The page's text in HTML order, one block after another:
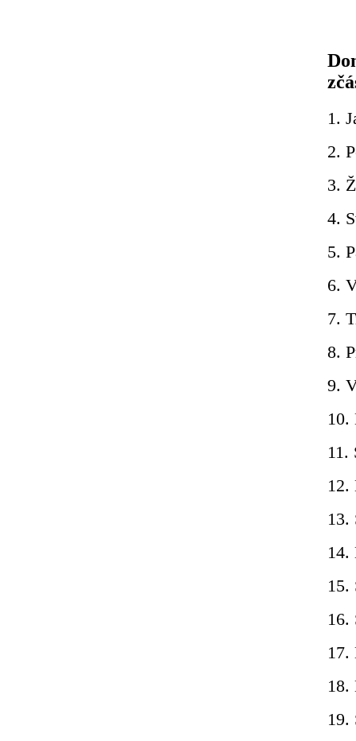
1.
2.
3.
4.
5.
6.
7.
8.
9.
10.
11.
12.
13.
14.
15.
16.
17.
18.
19.